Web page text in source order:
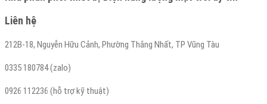
Liên hệ
212B-18, Nguyễn Hữu Cảnh, Phường Thắng Nhất, TP Vũng Tàu
0335 180784 (zalo)
0926 112236 (hỗ trợ kỹ thuật)